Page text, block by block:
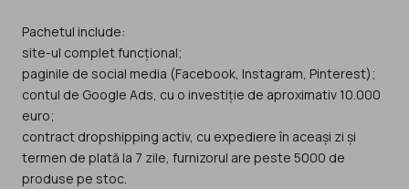
Pachetul include:
site-ul complet funcțional;
paginile de social media (Facebook, Instagram, Pinterest);
contul de Google Ads, cu o investiție de aproximativ 10.000
euro;
contract dropshipping activ, cu expediere în aceași zi și
termen de plată la 7 zile, furnizorul are peste 5000 de
produse pe stoc.